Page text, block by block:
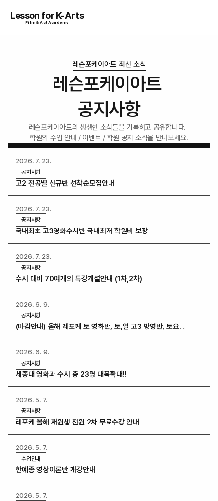
레슨포케이아트 최신 소식
레슨포케이아트
공지사항
레슨포케이아트의 생생한 소식들을 기록하고 공유합니다.
학원의 수업 안내 / 이벤트 / 학원 공지 소식을 만나보세요.
공지사항
고2 전공별 신규반 선착순모집안내
2026. 7. 23.
공지사항
국내최초 고3영화수시반 국내최저 학원비 보장
2026. 7. 23.
공지사항
수시 대비 70여개의 특강개설안내 (1차,2차)
2026. 7. 23.
공지사항
(마감안내) 올해 레포케 토 영화반, 토,일 고3 방영반, 토요
2026. 6. 9.
공지사항
세종대 영화과 수시 총 23명 대폭확대!!
2026. 6. 9.
공지사항
레포케 올해 재원생 전원 2차 무료수강 안내
2026. 5. 7.
수업안내
한예종 영상이론반 개강안내
2026. 5. 7.
2026. 5. 7.
Lesson for K-Arts
Film & Act Academy